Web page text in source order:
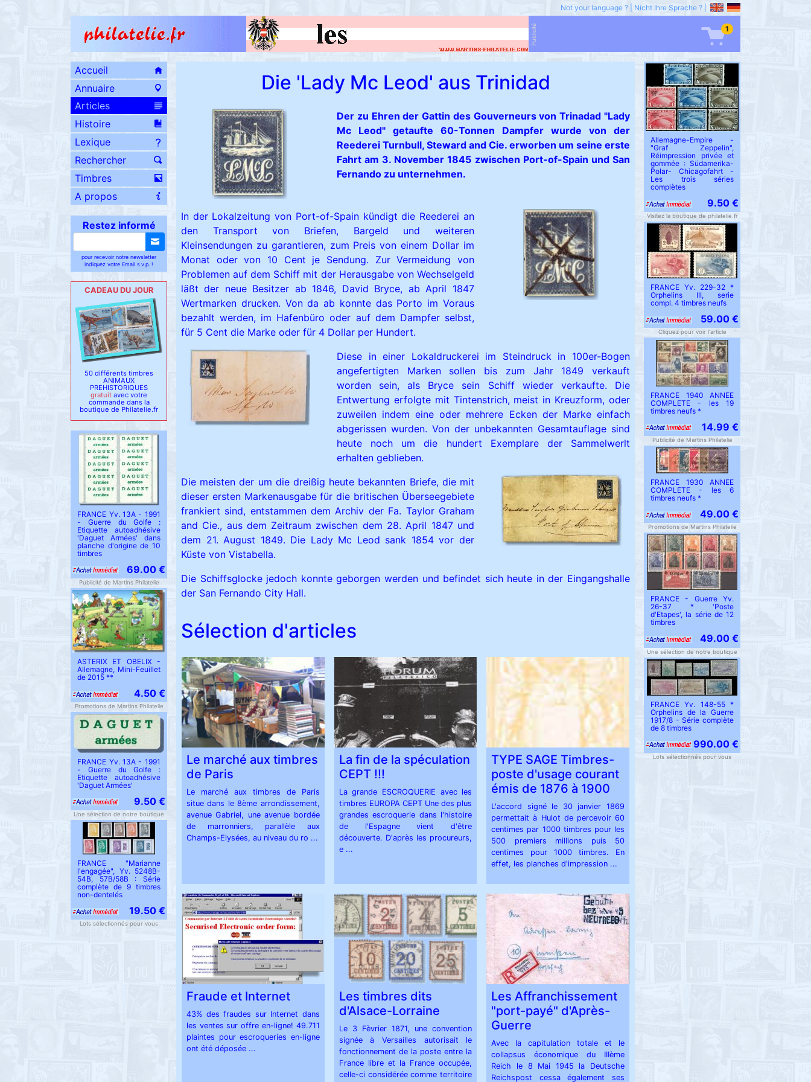
Not your language ? Nicht Ihre Sprache ?
Publicité 1
Accueil
Annuaire
Articles
Histoire
Lexique
Rechercher
Timbres
A propos
Restez informé
pour recevoir notre newsletter
indiquez votre Email s.v.p. !
CADEAU DU JOUR
50 différents timbres
ANIMAUX
PREHISTORIQUES
gratuit avec votre
commande dans la
boutique de Philatelie.fr
FRANCE Yv. 13A - 1991
- Guerre du Golfe :
Etiquette autoadhésive
'Daguet Armées' dans
planche d'origine de 10
timbres
69.00 €
Publicité de Martins Philatelie
ASTERIX ET OBELIX -
Allemagne, Mini-Feuillet
de 2015 **
4.50 €
Promotions de Martins Philatelie
FRANCE Yv. 13A - 1991
- Guerre du Golfe :
Etiquette autoadhésive
'Daguet Armées'
9.50 €
Une sélection de notre boutique
FRANCE "Marianne
l'engagée", Yv. 5248B-
54B, 57B/58B : Série
complète de 9 timbres
non-dentelés
19.50 €
Lots sélectionnés pour vous
Die 'Lady Mc Leod' aus Trinidad
Der zu Ehren der Gattin des Gouverneurs von Trinadad "Lady
Mc Leod" getaufte 60-Tonnen Dampfer wurde von der
Reederei Turnbull, Steward and Cie. erworben um seine erste
Fahrt am 3. November 1845 zwischen Port-of-Spain und San
Fernando zu unternehmen.
In der Lokalzeitung von Port-of-Spain kündigt die Reederei an
den Transport von Briefen, Bargeld und weiteren
Kleinsendungen zu garantieren, zum Preis von einem Dollar im
Monat oder von 10 Cent je Sendung. Zur Vermeidung von
Problemen auf dem Schiff mit der Herausgabe von Wechselgeld
läßt der neue Besitzer ab 1846, David Bryce, ab April 1847
Wertmarken drucken. Von da ab konnte das Porto im Voraus
bezahlt werden, im Hafenbüro oder auf dem Dampfer selbst,
für 5 Cent die Marke oder für 4 Dollar per Hundert.
Diese in einer Lokaldruckerei im Steindruck in 100er-Bogen
angefertigten Marken sollen bis zum Jahr 1849 verkauft
worden sein, als Bryce sein Schiff wieder verkaufte. Die
Entwertung erfolgte mit Tintenstrich, meist in Kreuzform, oder
zuweilen indem eine oder mehrere Ecken der Marke einfach
abgerissen wurden. Von der unbekannten Gesamtauflage sind
heute noch um die hundert Exemplare der Sammelwerlt
erhalten geblieben.
Die meisten der um die dreißig heute bekannten Briefe, die mit
dieser ersten Markenausgabe für die britischen Überseegebiete
frankiert sind, entstammen dem Archiv der Fa. Taylor Graham
and Cie., aus dem Zeitraum zwischen dem 28. April 1847 und
dem 21. August 1849. Die Lady Mc Leod sank 1854 vor der
Küste von Vistabella.
Die Schiffsglocke jedoch konnte geborgen werden und befindet sich heute in der Eingangshalle
der San Fernando City Hall.
Sélection d'articles
Le marché aux timbres
de Paris
Le marché aux timbres de Paris
situe dans le 8ème arrondissement,
avenue Gabriel, une avenue bordée
de marronniers, parallèle aux
Champs-Elysées, au niveau du ro ...
La fin de la spéculation
CEPT !!!
La grande ESCROQUERIE avec les
timbres EUROPA CEPT Une des plus
grandes escroquerie dans l'histoire
de l'Espagne vient d'être
découverte. D'après les procureurs,
e ...
TYPE SAGE Timbres-
poste d'usage courant
émis de 1876 à 1900
L'accord signé le 30 janvier 1869
permettait à Hulot de percevoir 60
centimes par 1000 timbres pour les
500 premiers millions puis 50
centimes pour 1000 timbres. En
effet, les planches d'impression ...
Fraude et Internet
43% des fraudes sur Internet dans
les ventes sur offre en-ligne! 49.711
plaintes pour escroqueries en-ligne
ont été déposée ...
Les timbres dits
d'Alsace-Lorraine
Le 3 Fèvrier 1871, une convention
signée à Versailles autorisait le
fonctionnement de la poste entre la
France libre et la France occupée,
celle-ci considérée comme territoire
Les Affranchissement
"port-payé" d'Après-
Guerre
Avec la capitulation totale et le
collapsus économique du IIIème
Reich le 8 Mai 1945 la Deutsche
Reichspost cessa également ses
Allemagne-Empire -
"Graf Zeppelin",
Réimpression privée et
gommée : Südamerika-
Polar- Chicagofahrt -
Les trois séries
complètes
9.50 €
Visitez la boutique de philatelie.fr
FRANCE Yv. 229-32 *
Orphelins III, serie
compl. 4 timbres neufs
59.00 €
Cliquez pour voir l'article
FRANCE 1940 ANNEE
COMPLETE - les 19
timbres neufs *
14.99 €
Publicité de Martins Philatelie
FRANCE 1930 ANNEE
COMPLETE - les 6
timbres neufs *
49.00 €
Promotions de Martins Philatelie
FRANCE - Guerre Yv.
26-37 * 'Poste
d'Etapes', la série de 12
timbres
49.00 €
Une sélection de notre boutique
FRANCE Yv. 148-55 *
Orphelins de la Guerre
1917/8 - Série complète
de 8 timbres
990.00 €
Lots sélectionnés pour vous